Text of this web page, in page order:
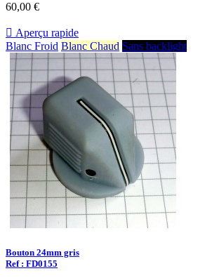
60,00 €
 Aperçu rapide
Blanc Froid Blanc Chaud Sans backlight
Bouton 24mm gris
Ref : FD0155